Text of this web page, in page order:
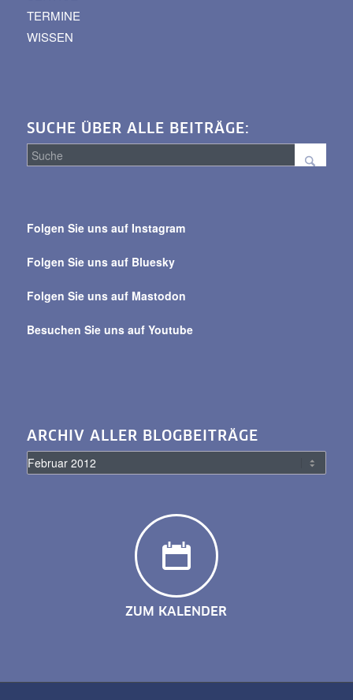
TERMINE
WISSEN
SUCHE ÜBER ALLE BEITRÄGE:
alle
Folgen Sie uns auf Instagram
Folgen Sie uns auf Bluesky
Folgen Sie uns auf Mastodon
Besuchen Sie uns auf Youtube
ARCHIV ALLER BLOGBEITRÄGE
ZUM KALENDER